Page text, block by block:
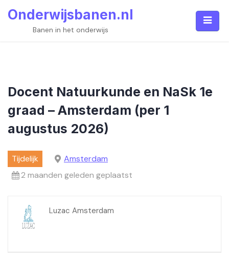
Onderwijsbanen.nl
Banen in het onderwijs
Docent Natuurkunde en NaSk 1e
graad – Amsterdam (per 1
augustus 2026)
Tijdelijk
Amsterdam
2 maanden geleden geplaatst
Luzac Amsterdam